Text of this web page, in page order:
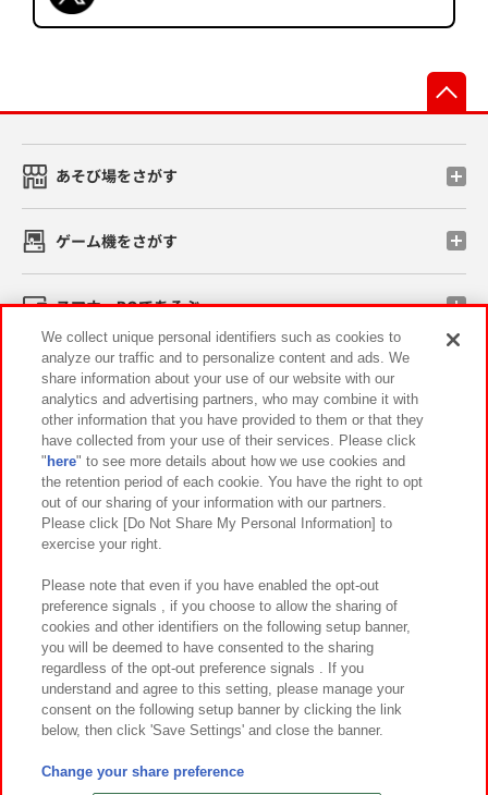
あそび場をさがす
ゲーム機をさがす
スマホ・PCであそぶ
イベント・キャンペーン
関連会社 サステナビリティ サイトポリシー
プライバシーポリシー ウェブアクセシビリティ方針と検証結果
お取引先さまとともに
カスタマーハラスメント対応方針 よくあるご質問・お問い合わせ
©Bandai Namco Amusement Inc.
©Bandai Namco Amusement Lab Inc.
We collect unique personal identifiers such as cookies to
analyze our traffic and to personalize content and ads. We
share information about your use of our website with our
analytics and advertising partners, who may combine it with
other information that you have provided to them or that they
have collected from your use of their services. Please click
" here" to see more details about how we use cookies and
the retention period of each cookie. You have the right to opt
out of our sharing of your information with our partners.
Please click [Do Not Share My Personal Information] to
exercise your right.
Please note that even if you have enabled the opt-out
preference signals , if you choose to allow the sharing of
cookies and other identifiers on the following setup banner,
you will be deemed to have consented to the sharing
regardless of the opt-out preference signals . If you
understand and agree to this setting, please manage your
consent on the following setup banner by clicking the link
below, then click 'Save Settings' and close the banner.
Change your share preference